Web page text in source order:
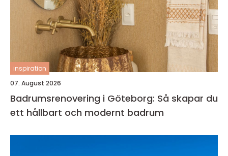
inspiration
07. August 2026
Badrumsrenovering i Göteborg: Så skapar du
ett hållbart och modernt badrum